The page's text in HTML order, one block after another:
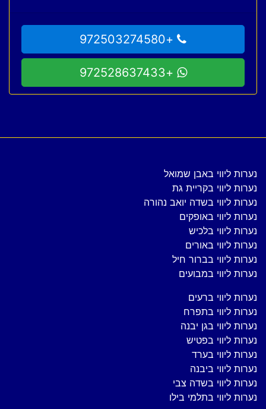
+972503274580
+972528637433
נערות ליווי באבן שמואל
נערות ליווי בקריית גת
נערות ליווי בשדה יואב נהורה
נערות ליווי באופקים
נערות ליווי בלכיש
נערות ליווי באורים
נערות ליווי בברור חיל
נערות ליווי במבועים
נערות ליווי ברעים
נערות ליווי בתפרח
נערות ליווי בגן יבנה
נערות ליווי בפטיש
נערות ליווי בערד
נערות ליווי ביבנה
נערות ליווי בשדה צבי
נערות ליווי בתלמי בילו